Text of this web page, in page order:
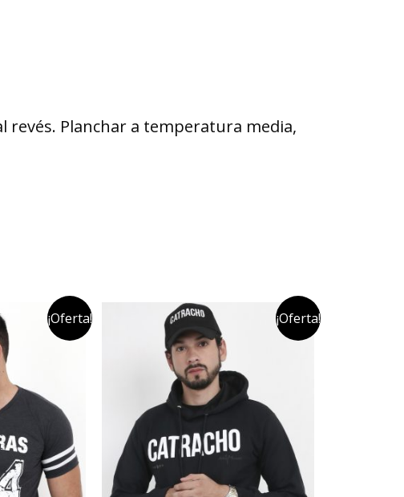
revés. Planchar a temperatura media,
¡Oferta! ¡Oferta!